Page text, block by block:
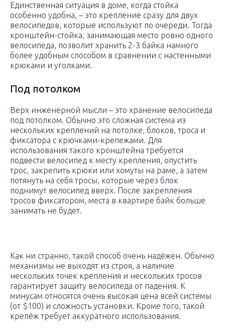
Единственная ситуация в доме, когда стойка
особенно удобна, – это крепление сразу для двух
велосипедов, которые используют по очереди. Тогда
кронштейн-стойка, занимающая место ровно одного
велосипеда, позволит хранить 2-3 байка намного
более удобным способом в сравнении с настенными
крюками и уголками.
Под потолком
Верх инженерной мысли – это хранение велосипеда
под потолком. Обычно это сложная система из
нескольких креплений на потолке, блоков, троса и
фиксатора с крючками-крепежами. Для
использования такого кронштейна требуется
подвести велосипед к месту крепления, опустить
трос, закрепить крюки или хомуты на раме, а затем
потянуть на себя тросы, которые через блок
поднимут велосипед вверх. После закрепления
тросов фиксатором, места в квартире байк больше
занимать не будет.
Как ни странно, такой способ очень надёжен. Обычно
механизмы не выходят из строя, а наличие
нескольких точек крепления и нескольких тросов
гарантирует защиту велосипеда от падения. К
минусам относятся очень высокая цена всей системы
(от $100) и сложность установки. Кроме того, такой
крепёж требует аккуратного использования.